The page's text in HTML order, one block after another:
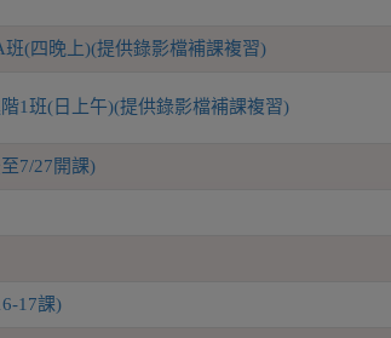
班(四晚上)(提供錄影檔補課複習)
1班(日上午)(提供錄影檔補課複習)
7/27開課)
17課)